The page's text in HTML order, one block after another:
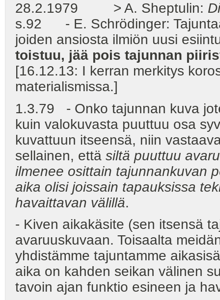
28.2.1979 > A. Sheptulin:
s.92 - E. Schrödinger:
joiden ansiosta ilmiön uusi
toistuu, jää pois tajunnan
[16.12.13: I kerran merkitys
materialismissa.]
1.3.79 - Onko tajunnan kuva
kuin valokuvasta puuttuu osa
kuvattuun itseensä, niin
sellainen, että siltä puuttuu
ilmenee osittain tajunnankuvan
aika olisi joissain tapauksissa
havaittavan välillä.
- Kiven aikakäsite (sen itsensä
avaruuskuvaan. Toisaalta
yhdistämme tajuntamme
aika on kahden seikan välinen
tavoin ajan funktio esineen ja